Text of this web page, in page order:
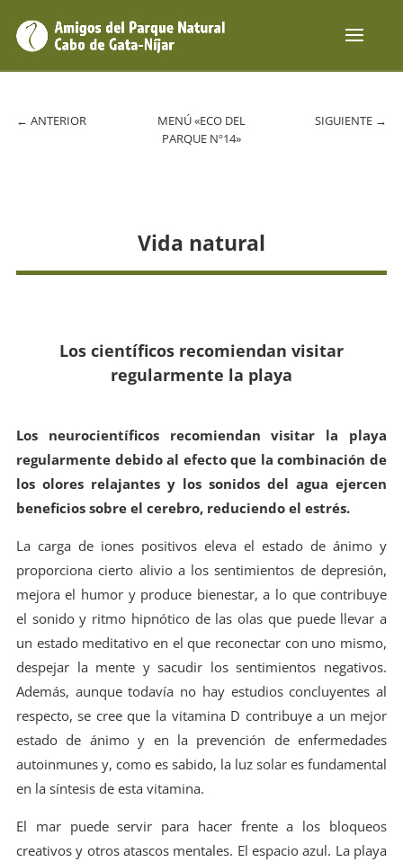
← ANTERIOR
MENÚ «ECO DEL
PARQUE Nº14»
SIGUIENTE →
Vida natural
Los científicos recomiendan visitar
regularmente la playa
Los neurocientíficos recomiendan visitar la playa
regularmente debido al efecto que la combinación de
los olores relajantes y los sonidos del agua ejercen
beneficios sobre el cerebro, reduciendo el estrés.
La carga de iones positivos eleva el estado de ánimo y
proporciona cierto alivio a los sentimientos de depresión,
mejora el humor y produce bienestar, a lo que contribuye
el sonido y ritmo hipnótico de las olas que puede llevar a
un estado meditativo en el que reconectar con uno mismo,
despejar la mente y sacudir los sentimientos negativos.
Además, aunque todavía no hay estudios concluyentes al
respecto, se cree que la vitamina D contribuye a un mejor
estado de ánimo y en la prevención de enfermedades
autoinmunes y, como es sabido, la luz solar es fundamental
en la síntesis de esta vitamina.
El mar puede servir para hacer frente a los bloqueos
creativos y otros atascos mentales. El espacio azul. La playa